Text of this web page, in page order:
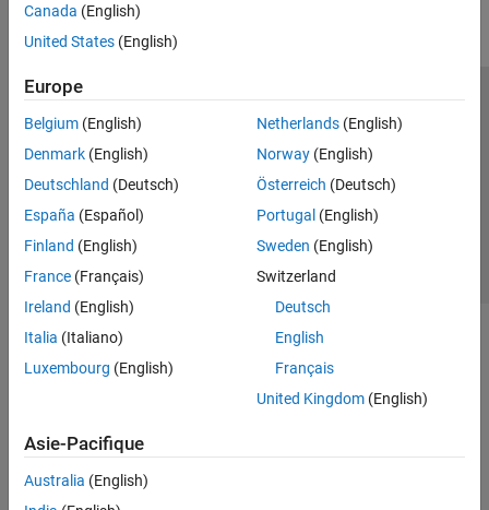
Canada (English)
United States (English)
Europe
Belgium (English)
Denmark (English)
Deutschland (Deutsch)
España (Español)
Finland (English)
France (Français)
Ireland (English)
Italia (Italiano)
Luxembourg (English)
Netherlands(English)
Norway(English)
Österreich (Deutsch)
Portugal (English)
Sweden (English)
Switzerland
Deutsch
English
Français
United Kingdom(English)
Asie-Pacifique
Australia (English)
Lutte anti-piratage
Contacts locaux
© 1994-2026 The MathWorks, Inc.